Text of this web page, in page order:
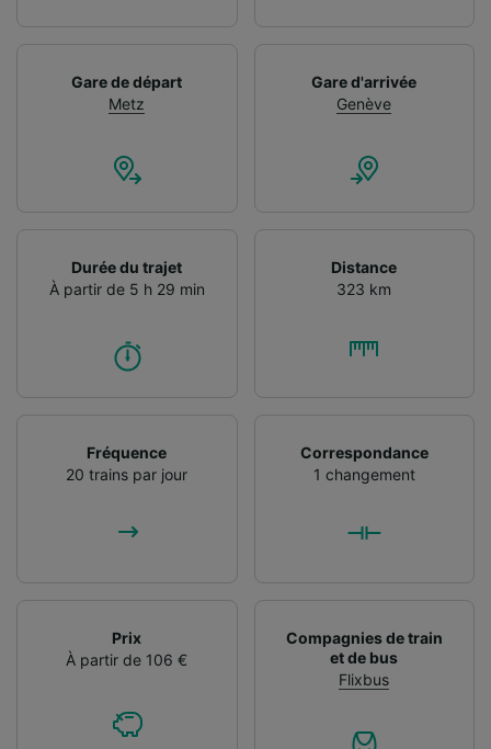
Gare de départ
Metz
Gare d'arrivée
Genève
Durée du trajet
À partir de 5 h 29 min
Distance
323 km
Fréquence
20 trains par jour
Correspondance
1 changement
Prix
À partir de 106 €
Compagnies de train
et de bus
Flixbus